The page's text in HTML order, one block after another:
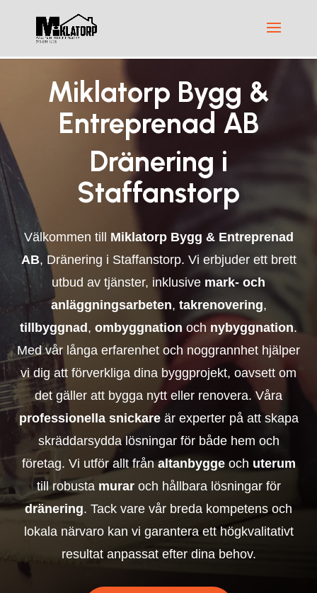
Miklatorp Bygg &
Entreprenad AB
Dränering i
Staffanstorp
Välkommen till Miklatorp Bygg & Entreprenad
AB, Dränering i Staffanstorp. Vi erbjuder ett brett
utbud av tjänster, inklusive mark- och
anläggningsarbeten, takrenovering,
tillbyggnad , ombyggnation och nybyggnation.
Med vår långa erfarenhet och noggrannhet hjälper
vi dig att förverkliga dina byggprojekt, oavsett om
det gäller att bygga nytt eller renovera. Våra
professionella snickareär experter på att skapa
skräddarsydda lösningar för både hem och
företag. Vi utför allt frånaltanbyggeoch uterum
till robusta muraroch hållbara lösningar för
dränering. Tack vare vår breda kompetens och
lokala närvaro kan vi garantera ett högkvalitativt
resultat anpassat efter dina behov.